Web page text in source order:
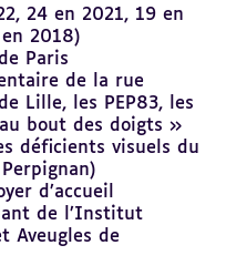
24 en 2021, 19 en
2018)
Paris
de la rue
Lille, les PEP83, les
bout des doigts »
déficients visuels du
d’accueil
de l’Institut
Aveugles de